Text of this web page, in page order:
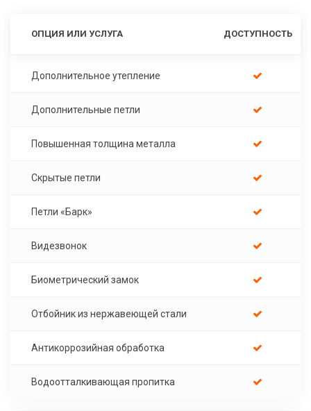
ОПЦИЯ ИЛИ УСЛУГА ДОСТУПНОСТЬ
Дополнительное утепление
Дополнительные петли
Повышенная толщина металла
Скрытые петли
Петли «Барк»
Видезвонок
Биометрический замок
Отбойник из нержавеющей стали
Антикоррозийная обработка
Водоотталкивающая пропитка